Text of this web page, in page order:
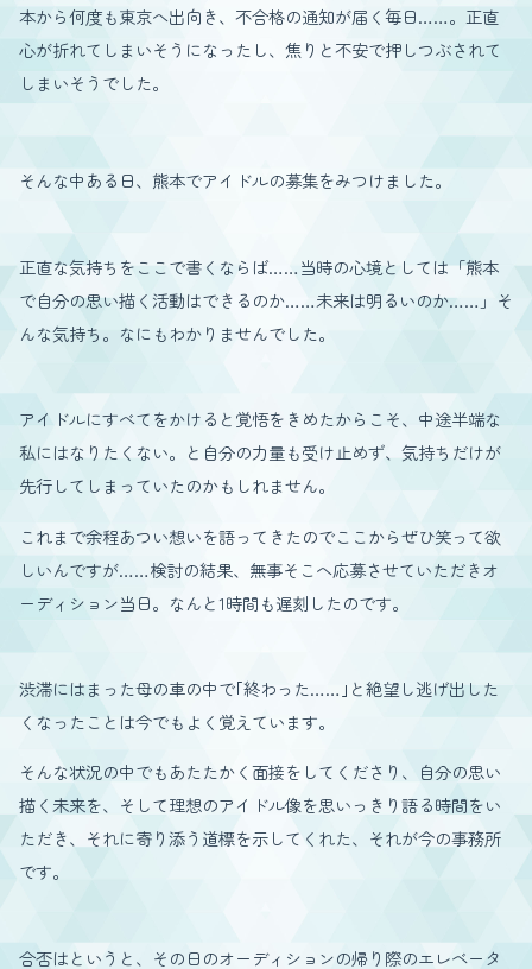
本から何度も東京へ出向き、不合格の通知が届く毎日……。正直
心が折れてしまいそうになったし、焦りと不安で押しつぶされて
しまいそうでした。
そんな中ある日、熊本でアイドルの募集をみつけました。
正直な気持ちをここで書くならば……当時の心境としては「熊本
で自分の思い描く活動はできるのか……未来は明るいのか……」そ
んな気持ち。なにもわかりませんでした。
アイドルにすべてをかけると覚悟をきめたからこそ、中途半端な
私にはなりたくない。と自分の力量も受け止めず、気持ちだけが
先行してしまっていたのかもしれません。
これまで余程あつい想いを語ってきたのでここからぜひ笑って欲
しいんですが……検討の結果、無事そこへ応募させていただきオ
ーディション当日。なんと1時間も遅刻したのです。
渋滞にはまった母の車の中で｢終わった……｣と絶望し逃げ出した
くなったことは今でもよく覚えています。
そんな状況の中でもあたたかく面接をしてくださり、自分の思い
描く未来を、そして理想のアイドル像を思いっきり語る時間をい
ただき、それに寄り添う道標を示してくれた、それが今の事務所
です。
合否はというと、その日のオーディションの帰り際のエレベータ